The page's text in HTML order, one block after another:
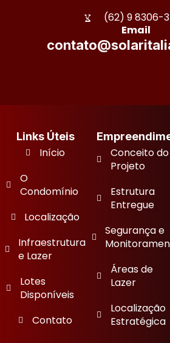
(62) 9 8306-
Email
Links Úteis
Início
O
Condomínio
Localização
Infraestrutura
e Lazer
Lotes
Disponíveis
Contato
Conceito do
Projeto
Estrutura
Entregue
Segurança e
Áreas de
Lazer
Localização
Estratégica